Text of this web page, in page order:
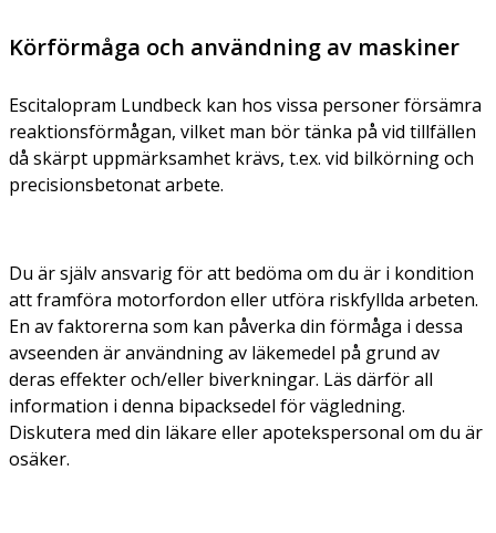
Körförmåga och användning av maskiner
Escitalopram Lundbeck kan hos vissa personer försämra
reaktionsförmågan, vilket man bör tänka på vid tillfällen
då skärpt uppmärksamhet krävs, t.ex. vid bilkörning och
precisionsbetonat arbete.
Du är själv ansvarig för att bedöma om du är i kondition
att framföra motorfordon eller utföra riskfyllda arbeten.
En av faktorerna som kan påverka din förmåga i dessa
avseenden är användning av läkemedel på grund av
deras effekter och/eller biverkningar. Läs därför all
information i denna bipacksedel för vägledning.
Diskutera med din läkare eller apotekspersonal om du är
osäker.